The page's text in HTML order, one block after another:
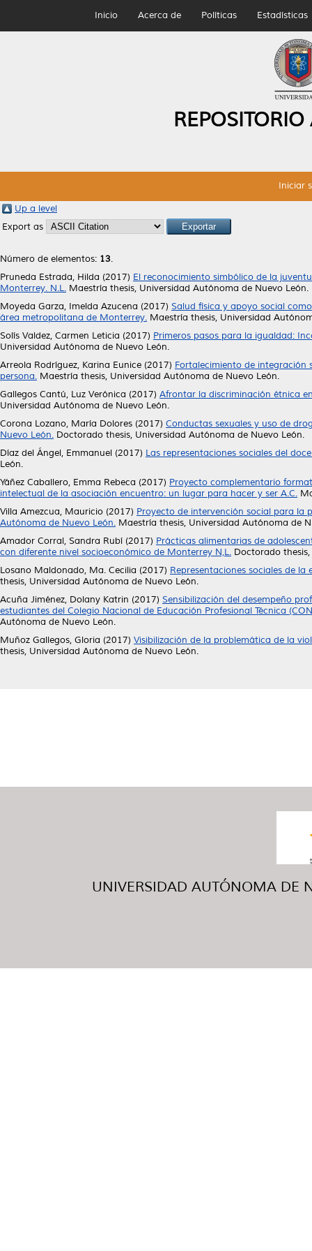
Inicio Acerca de Políticas Estadísticas
Iniciar
Up a level
Export as
Número de elementos: 13.
Pruneda Estrada, Hilda (2017) El reconocimiento simbólico de la
Monterrey. N.L. Maestría thesis, Universidad Autónoma de Nuevo León.
Moyeda Garza, Imelda Azucena (2017) Salud física y apoyo social
área metropolitana de Monterrey. Maestría thesis, Universidad
Solís Valdez, Carmen Leticia (2017) Primeros pasos para la igualdad:
Universidad Autónoma de Nuevo León.
Arreola Rodríguez, Karina Eunice (2017) Fortalecimiento de integración
persona. Maestría thesis, Universidad Autónoma de Nuevo León.
Gallegos Cantú, Luz Verónica (2017) Afrontar la discriminación étnica
Universidad Autónoma de Nuevo León.
Corona Lozano, María Dolores (2017) Conductas sexuales y uso de
Nuevo León. Doctorado thesis, Universidad Autónoma de Nuevo León.
Díaz del Ángel, Emmanuel (2017) Las representaciones sociales del
León.
Yáñez Caballero, Emma Rebeca (2017) Proyecto complementario
intelectual de la asociación encuentro: un lugar para hacer y ser A.C.
Villa Amezcua, Mauricio (2017) Proyecto de intervención social para la
Autónoma de Nuevo León. Maestría thesis, Universidad Autónoma de
Amador Corral, Sandra Rubí (2017) Prácticas alimentarias de
con diferente nivel socioeconómico de Monterrey N,L. Doctorado
Losano Maldonado, Ma. Cecilia (2017) Representaciones sociales de
thesis, Universidad Autónoma de Nuevo León.
Acuña Jiménez, Dolany Katrin (2017) Sensibilización del desempeño
estudiantes del Colegio Nacional de Educación Profesional Técnica
Autónoma de Nuevo León.
Muñoz Gallegos, Gloria (2017) Visibilización de la problemática de la
thesis, Universidad Autónoma de Nuevo León.
UNIVERSIDAD AUTÓNOMA DE